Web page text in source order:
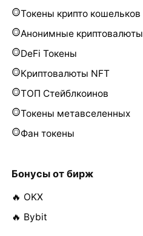
Токены крипто кошельков
Анонимные криптовалюты
DeFi Токены
Криптовалюты NFT
ТОП Стейблкоинов
Токены метавселенных
Фан токены
Бонусы от бирж
🔥 OKX
🔥 Bybit